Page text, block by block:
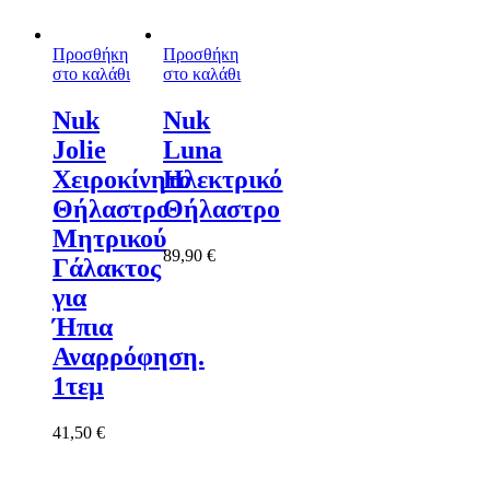
Προσθήκη
στο καλάθι
Nuk
Jolie
Χειροκίνητο
Θήλαστρο
Μητρικού
Γάλακτος
για
Ήπια
Αναρρόφηση.
1τεμ
41,50 €
Προσθήκη
στο καλάθι
Nuk
Luna
Ηλεκτρικό
Θήλαστρο
89,90€